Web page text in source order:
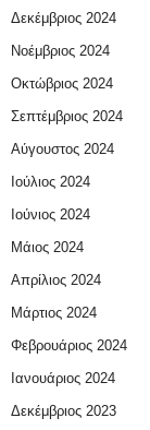
Δεκέμβριος 2024
Νοέμβριος 2024
Οκτώβριος 2024
Σεπτέμβριος 2024
Αύγουστος 2024
Ιούλιος 2024
Ιούνιος 2024
Μάιος 2024
Απρίλιος 2024
Μάρτιος 2024
Φεβρουάριος 2024
Ιανουάριος 2024
Δεκέμβριος 2023